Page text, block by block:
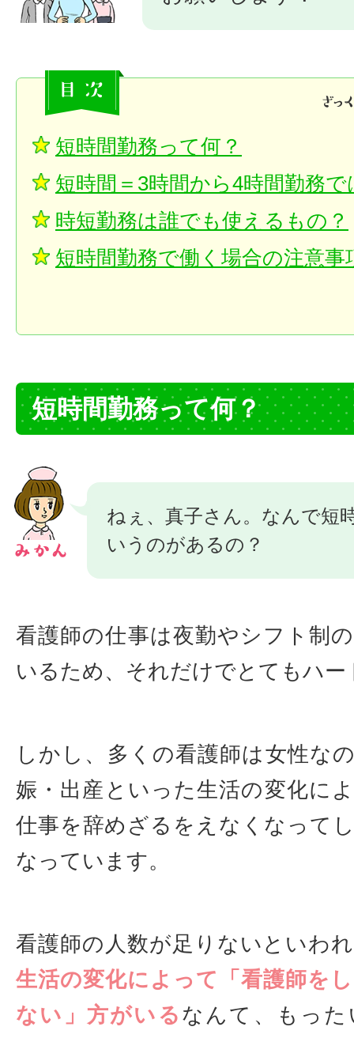
短時間勤務って何？
短時間＝3時間から4時間勤務
時短勤務は誰でも使えるもの？
短時間勤務で働く場合の注意事
短時間勤務って何？
ねぇ、真子さん。なんで短
いうのがあるの？
看護師の仕事は夜勤やシフト制
いるため、それだけでとてもハー
しかし、多くの看護師は女性な
娠・出産といった生活の変化に
仕事を辞めざるをえなくなって
なっています。
看護師の人数が足りないといわ
生活の変化によって「看護師を
ない」方がいる なんて、もっ